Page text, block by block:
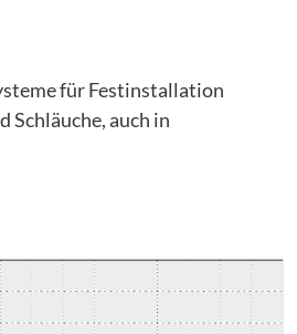
für Festinstallation
Schläuche, auch in